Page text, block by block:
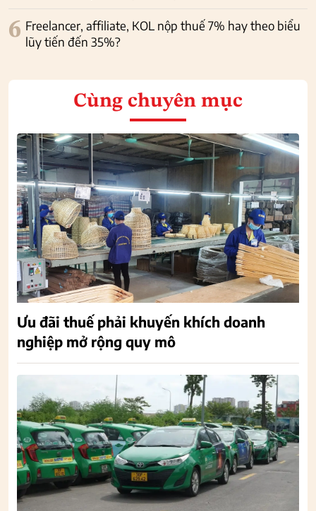
6 Freelancer, affiliate, KOL nộp thuế 7% hay theo biểu
lũy tiến đến 35%?
Cùng chuyên mục
Ưu đãi thuế phải khuyến khích doanh
nghiệp mở rộng quy mô